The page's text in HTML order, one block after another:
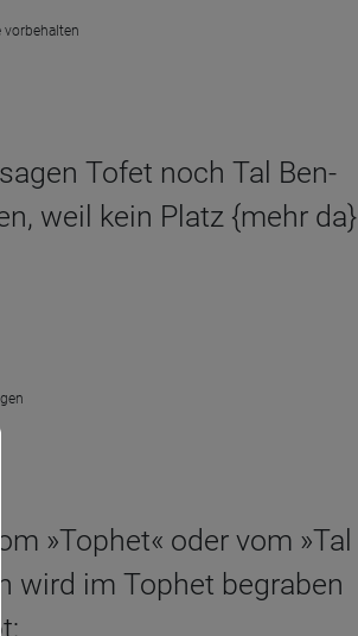
vorbehalten
Tofet noch Tal Ben-
weil kein Platz {mehr da}
»Tophet« oder vom »Tal
wird im Tophet begraben